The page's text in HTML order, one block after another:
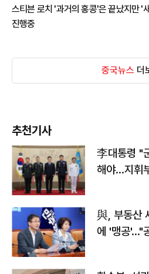
스티븐 로치 '과거의 홍콩'은 끝났지만 '
진행중
중국뉴스 더
추천기사
李대통령 "
해야…지휘
與, 부동산
에 '맹공'…"